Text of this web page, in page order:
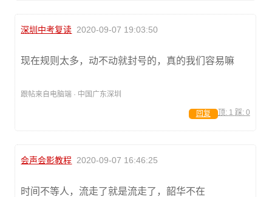
深圳中考复读 2020-09-07 19:03:50
现在规则太多，动不动就封号的，真的我们容易嘛
跟帖来自电脑端 · 中国广东深圳
顶: 1 踩: 0
回复
会声会影教程 2020-09-07 16:46:25
时间不等人，流走了就是流走了，韶华不在